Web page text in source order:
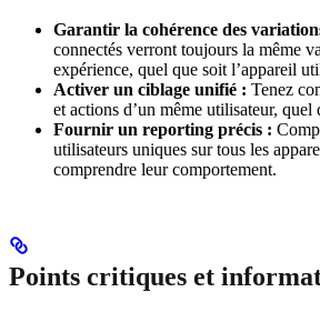
Garantir la cohérence des
connectés verront toujours la même
expérience, quel que soit l’appareil
Activer un ciblage unifié : Tenez
et actions d’un même utilisateur, quel
Fournir un reporting précis :
utilisateurs uniques sur tous les
comprendre leur comportement.
Points critiques et